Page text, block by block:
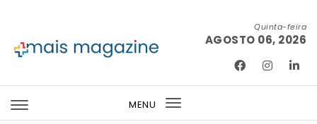
Quinta-feira
AGOSTO 06, 2026
MENU
Toggle